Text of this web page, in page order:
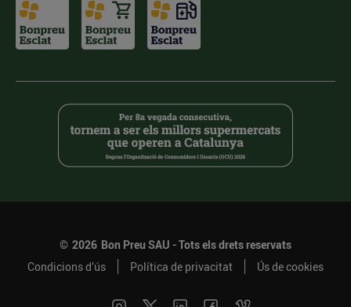
© 2026 Bon Preu SAU - Tots els drets reservats
Condicions d’ús
Política de privacitat Ús de cookies